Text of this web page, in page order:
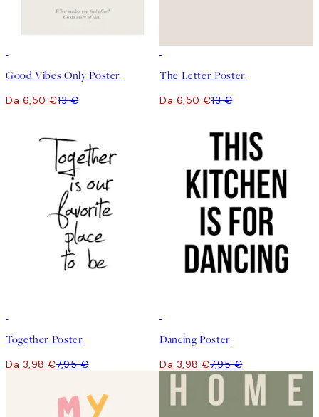
Good Vibes Only Poster
Da 6,50 €13 €
The Letter Poster
Da 6,50 €13 €
Together Poster
Da 3,98 €7,95 €
Dancing Poster
Da 3,98 €7,95 €